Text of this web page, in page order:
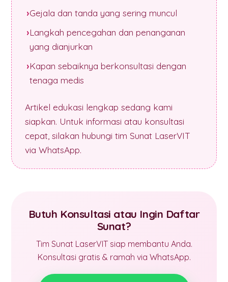
Gejala dan tanda yang sering muncul
Langkah pencegahan dan penanganan
yang dianjurkan
Kapan sebaiknya berkonsultasi dengan
tenaga medis
Artikel edukasi lengkap sedang kami
siapkan. Untuk informasi atau konsultasi
cepat, silakan hubungi tim Sunat LaserVIT
via WhatsApp.
Butuh Konsultasi atau Ingin Daftar
Sunat?
Tim Sunat LaserVIT siap membantu Anda.
Konsultasi gratis & ramah via WhatsApp.